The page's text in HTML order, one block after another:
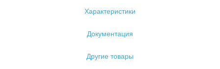
Характеристики
Документация
Другие товары